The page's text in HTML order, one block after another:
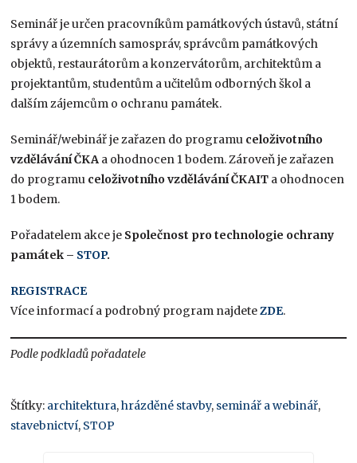
Seminář je určen pracovníkům památkových ústavů, státní
správy a územních samospráv, správcům památkových
objektů, restaurátorům a konzervátorům, architektům a
projektantům, studentům a učitelům odborných škol a
dalším zájemcům o ochranu památek.
Seminář/webinář je zařazen do programu celoživotního
vzdělávání ČKA a ohodnocen 1 bodem. Zároveň je zařazen
do programu celoživotního vzdělávání ČKAIT a ohodnocen
1 bodem.
Pořadatelem akce je Společnost pro technologie ochrany
památek – STOP.
REGISTRACE
Více informací a podrobný program najdeteZDE.
Podle podkladů pořadatele
Štítky: architektura,hrázděné stavby, seminář a webinář,
stavebnictví, STOP